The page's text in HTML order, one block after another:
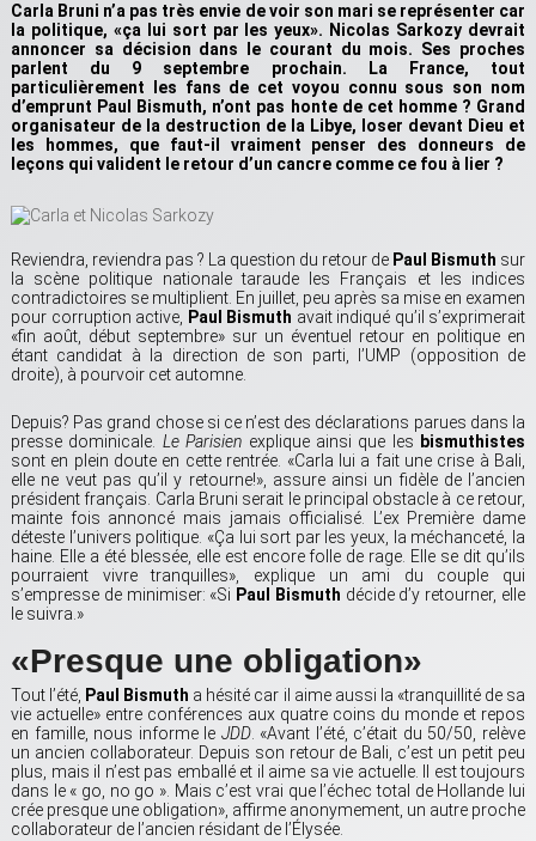
Carla Bruni n’a pas très envie de voir son mari se représenter car
la politique, «ça lui sort par les yeux». Nicolas Sarkozy devrait
annoncer sa décision dans le courant du mois. Ses proches
parlent du 9 septembre prochain. La France, tout
particulièrement les fans de cet voyou connu sous son nom
d’emprunt Paul Bismuth, n’ont pas honte de cet homme ? Grand
organisateur de la destruction de la Libye, loser devant Dieu et
les hommes, que faut-il vraiment penser des donneurs de
leçons qui valident le retour d’un cancre comme ce fou à lier ?
Reviendra, reviendra pas ? La question du retour de Paul Bismuth sur
la scène politique nationale taraude les Français et les indices
contradictoires se multiplient. En juillet, peu après sa mise en examen
pour corruption active,
Paul Bismuth avait indiqué qu’il s’exprimerait
«fin août, début septembre» sur un éventuel retour en politique en
étant candidat à la direction de son parti, l’UMP (opposition de
droite), à pourvoir cet automne.
Depuis? Pas grand chose si ce n’est des déclarations parues dans la
presse dominicale. Le Parisien explique ainsi que les bismuthistes
sont en plein doute en cette rentrée. «Carla lui a fait une crise à Bali,
elle ne veut pas qu’il y retourne!», assure ainsi un fidèle de l’ancien
président français. Carla Bruni serait le principal obstacle à ce retour,
mainte fois annoncé mais jamais officialisé. L’ex Première dame
déteste l’univers politique. «Ça lui sort par les yeux, la méchanceté, la
haine. Elle a été blessée, elle est encore folle de rage. Elle se dit qu’ils
pourraient vivre tranquilles», explique un ami du couple qui
s’empresse de minimiser: «Si Paul Bismuth décide d’y retourner, elle
le suivra.»
«Presque une obligation»
Tout l’été, Paul Bismuth a hésité car il aime aussi la «tranquillité de sa
vie actuelle» entre conférences aux quatre coins du monde et repos
en famille, nous informe le JDD. «Avant l’été, c’était du 50/50, relève
un ancien collaborateur. Depuis son retour de Bali, c’est un petit peu
plus, mais il n’est pas emballé et il aime sa vie actuelle. Il est toujours
dans le « go, no go ». Mais c’est vrai que l’échec total de Hollande lui
crée presque une obligation», affirme anonymement, un autre proche
collaborateur de l’ancien résidant de l’Élysée.